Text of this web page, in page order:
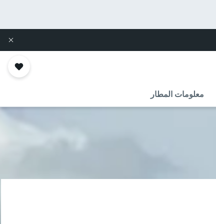
معلومات المطار